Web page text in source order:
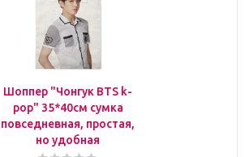
Шоппер "Чонгук BTS k-
pop" 35*40см сумка
повседневная, простая,
но удобная